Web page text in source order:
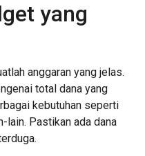
yang
anggaran yang jelas.
total dana yang
kebutuhan seperti
lain. Pastikan ada dana